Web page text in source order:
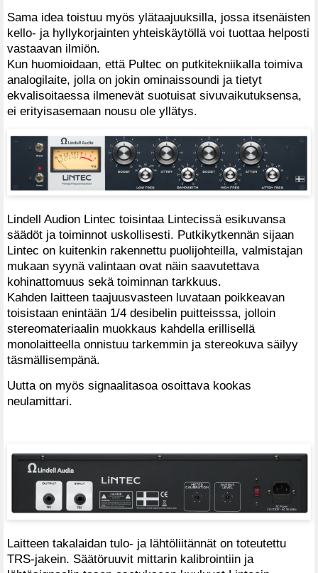
Sama idea toistuu myös ylätaajuuksilla, jossa itsenäisten
kello- ja hyllykorjainten yhteiskäytöllä voi tuottaa helposti
vastaavan ilmiön.
Kun huomioidaan, että Pultec on putkitekniikalla toimiva
analogilaite, jolla on jokin ominaissoundi ja tietyt
ekvalisoitaessa ilmenevät suotuisat sivuvaikutuksensa,
ei erityisasemaan nousu ole yllätys.
Lindell Audion Lintec toisintaa Lintecissä esikuvansa
säädöt ja toiminnot uskollisesti. Putkikytkennän sijaan
Lintec on kuitenkin rakennettu puolijohteilla, valmistajan
mukaan syynä valintaan ovat näin saavutettava
kohinattomuus sekä toiminnan tarkkuus.
Kahden laitteen taajuusvasteen luvataan poikkeavan
toisistaan enintään 1/4 desibelin puitteisssa, jolloin
stereomateriaalin muokkaus kahdella erillisellä
monolaitteella onnistuu tarkemmin ja stereokuva säilyy
täsmällisempänä.
Uutta on myös signaalitasoa osoittava kookas
neulamittari.
Laitteen takalaidan tulo- ja lähtöliitännät on toteutettu
TRS-jakein. Säätöruuvit mittarin kalibrointiin ja